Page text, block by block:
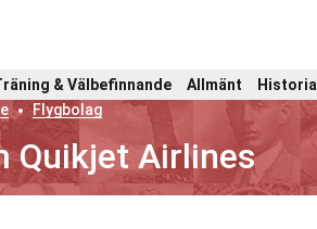
& Välbefinnande Allmänt Historia
Flygbolag
Quikjet Airlines